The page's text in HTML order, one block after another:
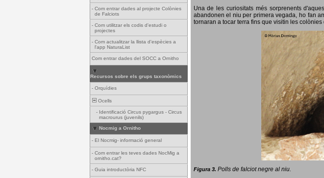
- Com entrar dades al projecte Colònies
de Falciots
- Com utilitzar els codis d'estudi o
projectes
- Com actualitzar la llista d'espècies a
l'app NaturaList
Com entrar dades del SOCC a Ornitho
Recursos sobre els grups taxonòmics
- Orquídies
Ocells
- Identificació Circus pygargus - Circus
macrourus (juvenils)
Nocmig a Ornitho
- El Nocmig- informació general
- Com entrar les teves dades NocMig a
ornitho.cat?
- Guia introductòria NFC
Una de les curiositats més sorprenents
abandonen el niu per primera vegada, ho fan
tornaran a tocar terra fins que visitin les
Figura 3. Polls de falciot negre al niu.